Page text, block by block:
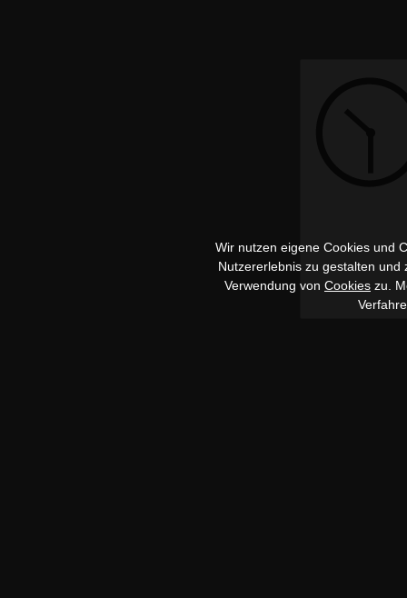
Wir nutzen eigene Cookies und
Nutzererlebnis zu gestalten
Verwendung von Cookies zu.